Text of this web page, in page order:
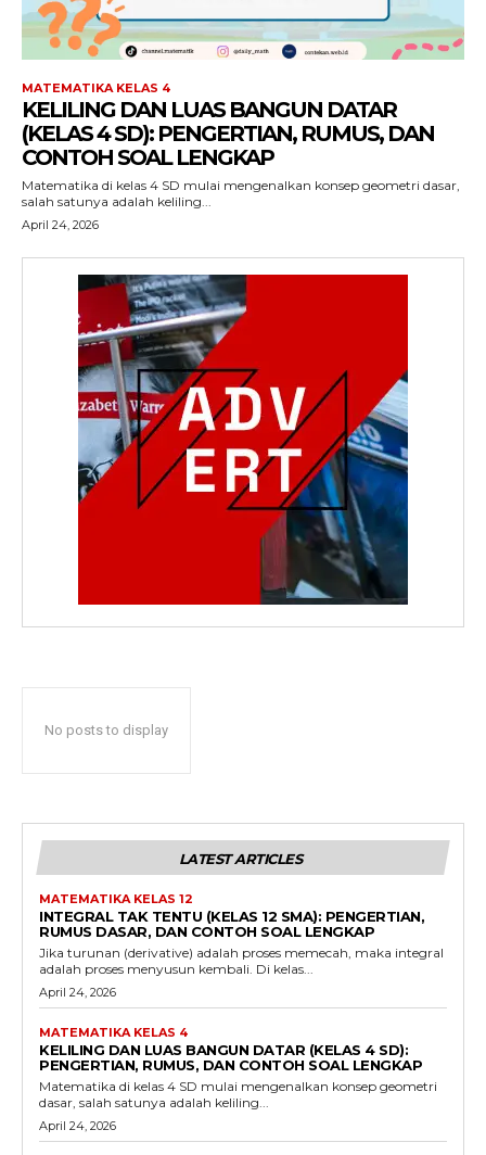
MATEMATIKA KELAS 4
KELILING DAN LUAS BANGUN DATAR
(KELAS 4 SD): PENGERTIAN, RUMUS, DAN
CONTOH SOAL LENGKAP
Matematika di kelas 4 SD mulai mengenalkan konsep geometri dasar,
salah satunya adalah keliling...
April 24, 2026
No posts to display
LATEST ARTICLES
MATEMATIKA KELAS 12
INTEGRAL TAK TENTU (KELAS 12 SMA): PENGERTIAN,
RUMUS DASAR, DAN CONTOH SOAL LENGKAP
Jika turunan (derivative) adalah proses memecah, maka integral
adalah proses menyusun kembali. Di kelas...
April 24, 2026
MATEMATIKA KELAS 4
KELILING DAN LUAS BANGUN DATAR (KELAS 4 SD):
PENGERTIAN, RUMUS, DAN CONTOH SOAL LENGKAP
Matematika di kelas 4 SD mulai mengenalkan konsep geometri
dasar, salah satunya adalah keliling...
April 24, 2026